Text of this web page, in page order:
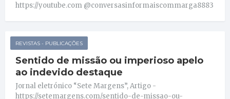
https://youtube.com @conversasinformaiscommarga8883
REVISTAS - PUBLICAÇÕES
Sentido de missão ou imperioso apelo
ao indevido destaque
Jornal eletrónico “Sete Margens”, Artigo -
https://setemargens.com/sentido-de-missao-ou-